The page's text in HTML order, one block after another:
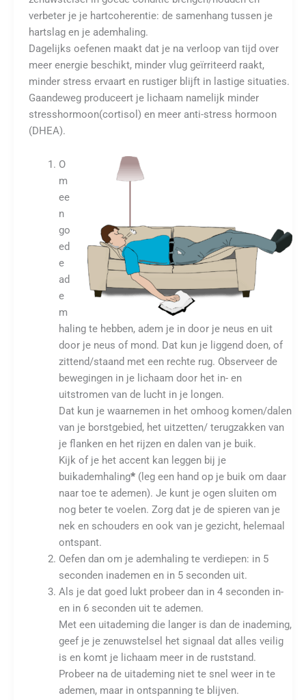
verbeter je je hartcoherentie: de samenhang tussen je
hartslag en je ademhaling.
Dagelijks oefenen maakt dat je na verloop van tijd over
meer energie beschikt, minder vlug geïrriteerd raakt,
minder stress ervaart en rustiger blijft in lastige situaties.
Gaandeweg produceert je lichaam namelijk minder
stresshormoon(cortisol) en meer anti-stress hormoon
(DHEA).
O
m
ee
n
go
ed
e
ad
e
m
haling te hebben, adem je in door je neus en uit
door je neus of mond. Dat kun je liggend doen, of
zittend/staand met een rechte rug. Observeer de
bewegingen in je lichaam door het in- en
uitstromen van de lucht in je longen.
Dat kun je waarnemen in het omhoog komen/dalen
van je borstgebied, het uitzetten/ terugzakken van
je flanken en het rijzen en dalen van je buik.
Kijk of je het accent kan leggen bij je
buikademhaling*(leg een hand op je buik om daar
naar toe te ademen). Je kunt je ogen sluiten om
nog beter te voelen. Zorg dat je de spieren van je
nek en schouders en ook van je gezicht, helemaal
ontspant.
Oefen dan om je ademhaling te verdiepen: in 5
seconden inademen en in 5 seconden uit.
Als je dat goed lukt probeer dan in 4 seconden in-
en in 6 seconden uit te ademen.
Met een uitademing die langer is dan de inademing,
geef je je zenuwstelsel het signaal dat alles veilig
is en komt je lichaam meer in de ruststand.
Probeer na de uitademing niet te snel weer in te
ademen, maar in ontspanning te blijven.